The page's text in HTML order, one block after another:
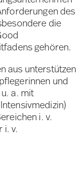
des
die
gehören.
aus unterstützen
und
a. mit
i. v.
i. v.